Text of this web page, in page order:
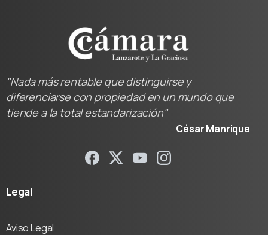
"Nada más rentable que distinguirse y
diferenciarse con propiedad en un mundo que
tiende a la total estandarización"
César Manrique
Legal
Aviso Legal